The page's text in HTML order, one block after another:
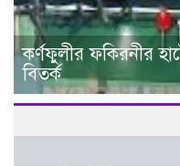
কর্ণফুলীর ফকিরনীর
বিতর্ক